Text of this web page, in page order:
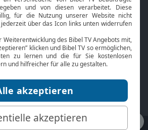
Service
Kontakt
TV-Empfang